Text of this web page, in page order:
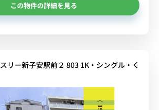
この物件の詳細を見る
リー新子安駅前２ 803 1K・シングル・く